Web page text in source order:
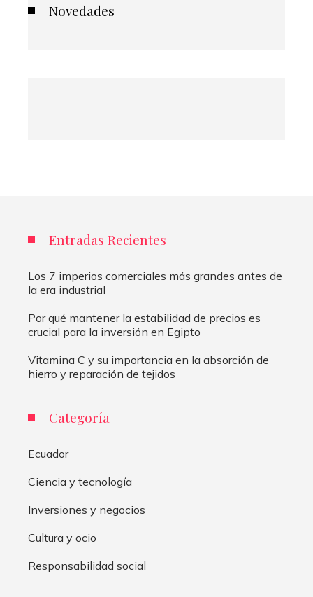
Novedades
Entradas Recientes
Los 7 imperios comerciales más grandes antes de
la era industrial
Por qué mantener la estabilidad de precios es
crucial para la inversión en Egipto
Vitamina C y su importancia en la absorción de
hierro y reparación de tejidos
Categoría
Ecuador
Ciencia y tecnología
Inversiones y negocios
Cultura y ocio
Responsabilidad social